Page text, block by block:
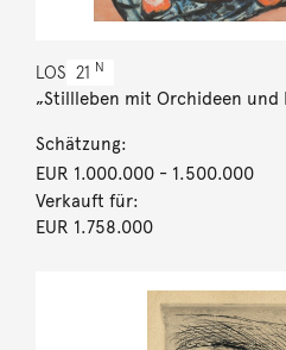
LOS 21 N
„Stillleben mit Orchideen und
Schätzung:
EUR 1.000.000- 1.500.000
Verkauft für:
EUR 1.758.000